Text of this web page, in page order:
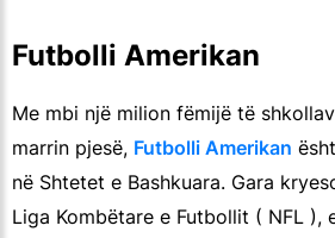
Futbolli Amerikan
Me mbi një milion fëmijë të
marrin pjesë, Futbolli Amerikan
në Shtetet e Bashkuara. Gara
Liga Kombëtare e Futbollit ( NFL ),